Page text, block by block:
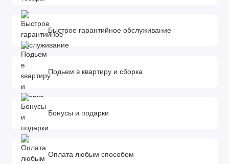
Быстрое гарантийное обслуживание
Подьем в квартиру и сборка
Бонусы и подарки
Оплата любым способом